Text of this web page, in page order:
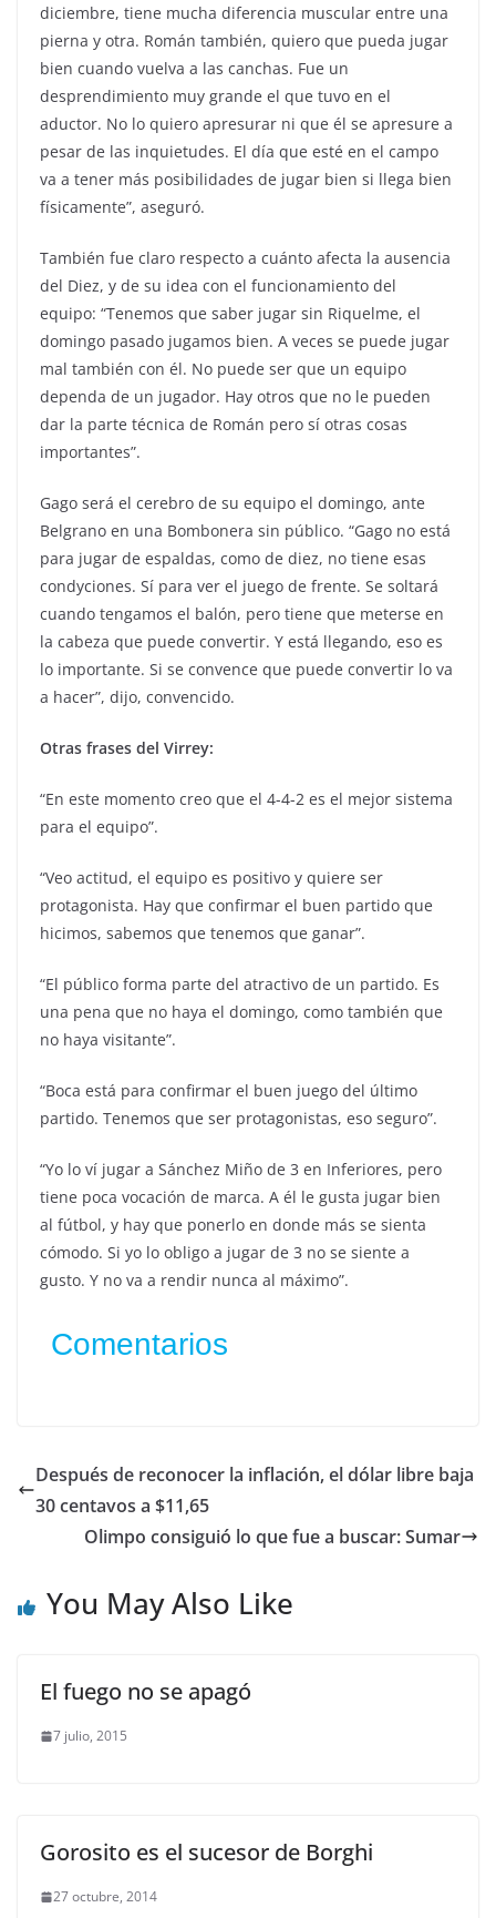
diciembre, tiene mucha diferencia muscular entre una
pierna y otra. Román también, quiero que pueda jugar
bien cuando vuelva a las canchas. Fue un
desprendimiento muy grande el que tuvo en el
aductor. No lo quiero apresurar ni que él se apresure a
pesar de las inquietudes. El día que esté en el campo
va a tener más posibilidades de jugar bien si llega bien
físicamente”, aseguró.
También fue claro respecto a cuánto afecta la ausencia
del Diez, y de su idea con el funcionamiento del
equipo: “Tenemos que saber jugar sin Riquelme, el
domingo pasado jugamos bien. A veces se puede jugar
mal también con él. No puede ser que un equipo
dependa de un jugador. Hay otros que no le pueden
dar la parte técnica de Román pero sí otras cosas
importantes”.
Gago será el cerebro de su equipo el domingo, ante
Belgrano en una Bombonera sin público. “Gago no está
para jugar de espaldas, como de diez, no tiene esas
condyciones. Sí para ver el juego de frente. Se soltará
cuando tengamos el balón, pero tiene que meterse en
la cabeza que puede convertir. Y está llegando, eso es
lo importante. Si se convence que puede convertir lo va
a hacer”, dijo, convencido.
Otras frases del Virrey:
“En este momento creo que el 4-4-2 es el mejor sistema
para el equipo”.
“Veo actitud, el equipo es positivo y quiere ser
protagonista. Hay que confirmar el buen partido que
hicimos, sabemos que tenemos que ganar”.
“El público forma parte del atractivo de un partido. Es
una pena que no haya el domingo, como también que
no haya visitante”.
“Boca está para confirmar el buen juego del último
partido. Tenemos que ser protagonistas, eso seguro”.
“Yo lo ví jugar a Sánchez Miño de 3 en Inferiores, pero
tiene poca vocación de marca. A él le gusta jugar bien
al fútbol, y hay que ponerlo en donde más se sienta
cómodo. Si yo lo obligo a jugar de 3 no se siente a
gusto. Y no va a rendir nunca al máximo”.
Comentarios
Después de reconocer la inflación, el dólar libre baja
30 centavos a $11,65
Olimpo consiguió lo que fue a buscar: Sumar
You May Also Like
El fuego no se apagó
7 julio, 2015
Gorosito es el sucesor de Borghi
27 octubre, 2014